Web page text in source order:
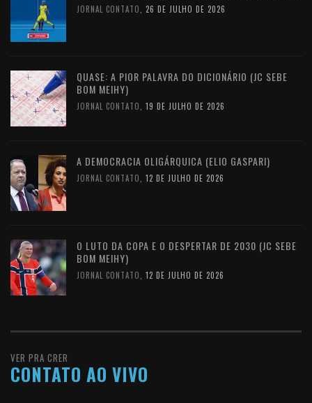
JORNAL CONTATO 26 DE JULHO DE 2026
QUASE: A PIOR PALAVRA DO DICIONÁRIO (JC SEBE
BOM MEIHY)
JORNAL CONTATO 19 DE JULHO DE 2026
A DEMOCRACIA OLIGÁRQUICA (ELIO GASPARI)
JORNAL CONTATO 12 DE JULHO DE 2026
O LUTO DA COPA E O DESPERTAR DE 2030 (JC SEBE
BOM MEIHY)
JORNAL CONTATO 12 DE JULHO DE 2026
VER PRA CRER
CONTATO AO VIVO